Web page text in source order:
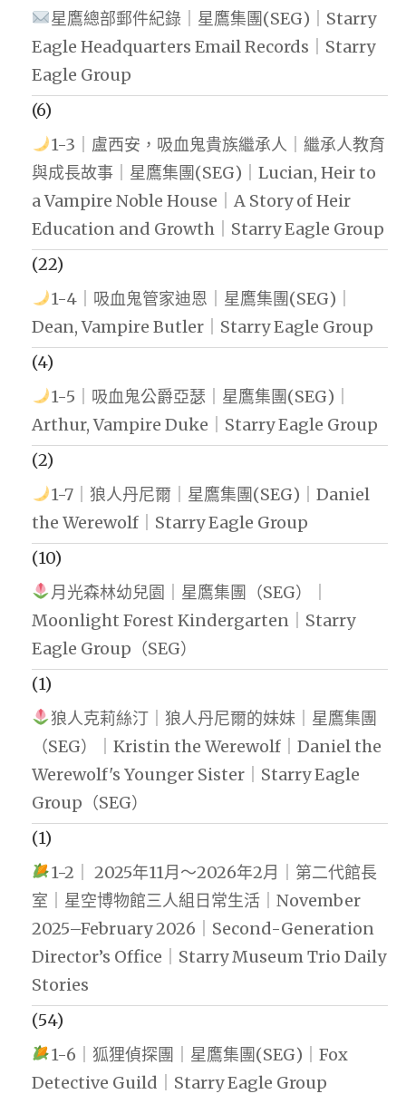
星鷹總部郵件紀錄｜星鷹集團(SEG)｜Starry
Eagle Headquarters Email Records｜Starry
Eagle Group
(6)
1-3｜盧西安，吸血鬼貴族繼承人｜繼承人教育
與成長故事｜星鷹集團(SEG)｜Lucian, Heir to
a Vampire Noble House｜A Story of Heir
Education and Growth｜Starry Eagle Group
(22)
1-4｜吸血鬼管家迪恩｜星鷹集團(SEG)｜
Dean, Vampire Butler｜Starry Eagle Group
(4)
1-5｜吸血鬼公爵亞瑟｜星鷹集團(SEG)｜
Arthur, Vampire Duke｜Starry Eagle Group
(2)
1-7｜狼人丹尼爾｜星鷹集團(SEG)｜Daniel
the Werewolf｜Starry Eagle Group
(10)
月光森林幼兒園｜星鷹集團（SEG）｜
Moonlight Forest Kindergarten｜Starry
Eagle Group（SEG）
(1)
狼人克莉絲汀｜狼人丹尼爾的妹妹｜星鷹集團
（SEG）｜Kristin the Werewolf｜Daniel the
Werewolf's Younger Sister｜Starry Eagle
Group（SEG）
(1)
1-2｜ 2025年11月～2026年2月｜第二代館長
室｜星空博物館三人組日常生活｜November
2025–February 2026｜Second-Generation
Director’s Office｜Starry Museum Trio Daily
Stories
(54)
1-6｜狐狸偵探團｜星鷹集團(SEG)｜Fox
Detective Guild｜Starry Eagle Group